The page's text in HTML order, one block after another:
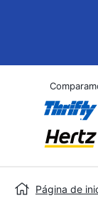
Página de